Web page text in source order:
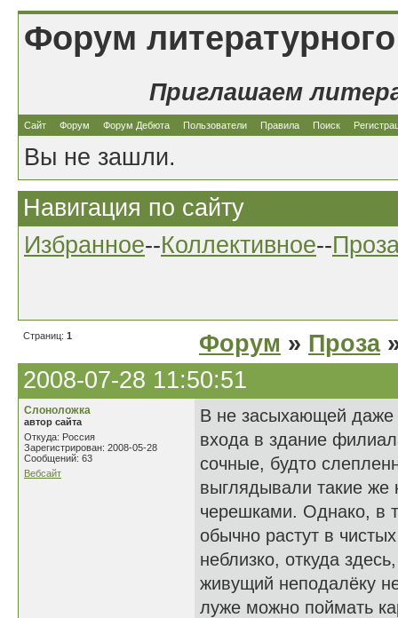
Форум
Приглашаем
Сайт Форум Форум Дебюта Пользователи Правила Поиск
Вы не зашли.
Навигация по сайту
Избранное--Коллективное--
Страниц: 1 Форум » Проза
2008-07-28 11:50:51
Слоноложка
автор сайта
Откуда: Россия
Зарегистрирован: 2008-05-28
Сообщений: 63
Вебсайт
В не засыхающей даже
входа в здание
сочные, будто
выглядывали такие же
черешками. Однако, в
обычно растут в
неблизко, откуда
живущий неподалёку
луже можно поймать